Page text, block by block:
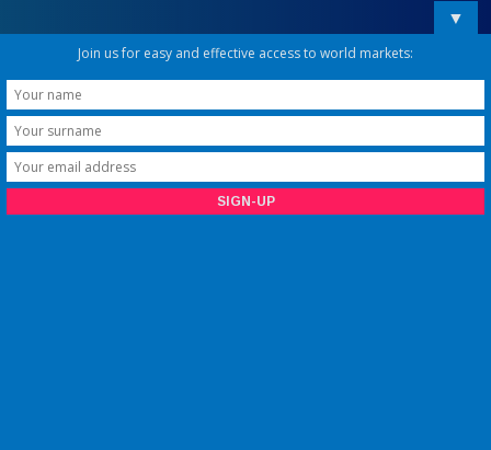
▼
Join us for easy and effective access to world markets: